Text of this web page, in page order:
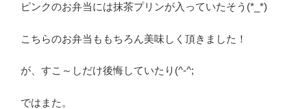
ピンクのお弁当には抹茶プリンが入っていたそう(*_*)
こちらのお弁当ももちろん美味しく頂きました！
が、すこ～しだけ後悔していたり(^-^;
ではまた。